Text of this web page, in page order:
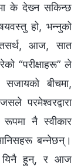
के देख्‍न सकिन्छ
हो, भन्‍नुको
तसर्थ, आज, सात
“परीक्षाहरू” ले
बीचमा,
परमेश्‍वरद्वारा
रूपमा नै स्वीकार
बन्‍नेछन्।
यिनै हुन्, र आज